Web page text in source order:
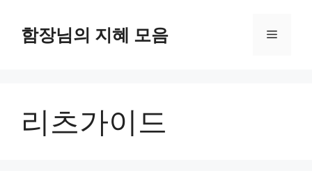
함장님의 지혜 모음 메
리츠가이드